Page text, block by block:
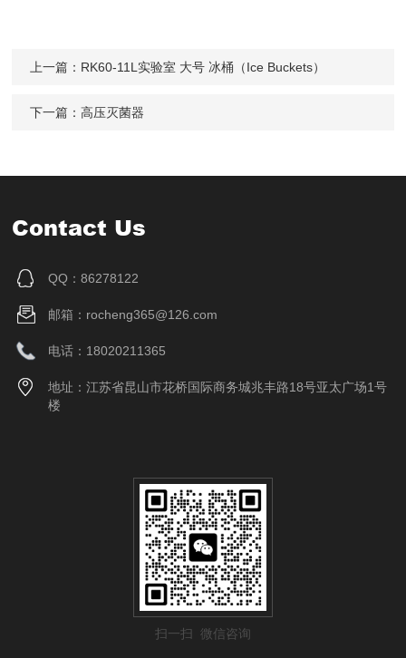
上一篇： RK60-11L实验室 大号 冰桶（Ice Buckets）
下一篇：高压灭菌器
Contact Us
QQ：86278122
邮箱：rocheng365@126.com
电话：18020211365
地址：江苏省昆山市花桥国际商务城兆丰路18号亚太广场1号
楼
扫一扫 微信咨询